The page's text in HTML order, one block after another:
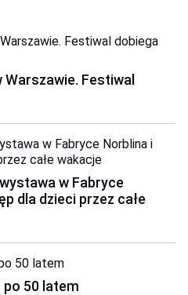
Festiwal
w Fabryce
dla dzieci przez całe
po 50 latem